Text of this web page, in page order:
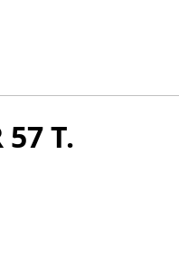
57 T.